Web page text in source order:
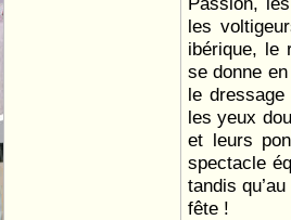
les
ibérique, le
se donne
le
les yeux
et leurs
spectacle
tandis
fête !